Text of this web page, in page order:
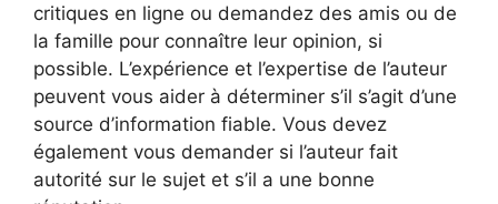
critiques en ligne ou demandez des amis ou de
la famille pour connaître leur opinion, si
possible. L’expérience et l’expertise de l’auteur
peuvent vous aider à déterminer s’il s’agit d’une
source d’information fiable. Vous devez
également vous demander si l’auteur fait
autorité sur le sujet et s’il a une bonne